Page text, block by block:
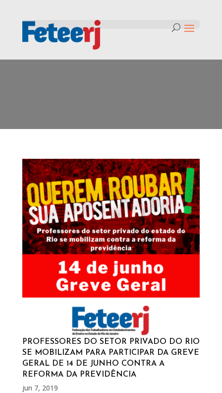
PROFESSORES DO SETOR PRIVADO DO RIO
SE MOBILIZAM PARA PARTICIPAR DA GREVE
GERAL DE 14 DE JUNHO CONTRA A
REFORMA DA PREVIDÊNCIA
jun 7, 2019